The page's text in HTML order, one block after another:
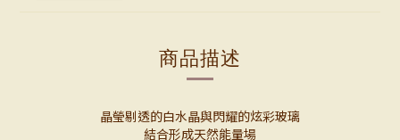
商品描述
晶瑩剔透的白水晶與閃耀的炫彩玻璃
結合形成天然能量場